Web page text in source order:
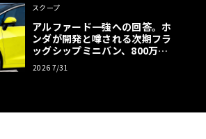
スクープ
アルファード一強への回答。ホ
ンダが開発と噂される次期フラ
ッグシップミニバン、800万円
超の勝算【予想CG】
2026 7/31